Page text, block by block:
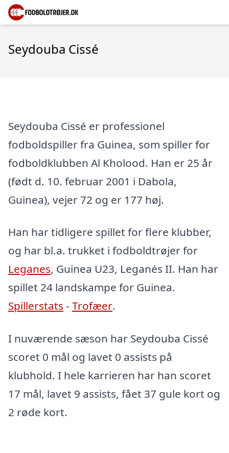
Seydouba Cissé
Seydouba Cissé er professionel
fodboldspiller fra Guinea, som spiller for
fodboldklubben Al Kholood. Han er 25 år
(født d. 10. februar 2001 i Dabola,
Guinea), vejer 72 og er 177 høj.
Han har tidligere spillet for flere klubber,
og har bl.a. trukket i fodboldtrøjer for
Leganes, Guinea U23, Leganés II. Han har
spillet 24 landskampe for Guinea.
Spillerstats - Trofæer.
I nuværende sæson har Seydouba Cissé
scoret 0 mål og lavet 0 assists på
klubhold. I hele karrieren har han scoret
17 mål, lavet 9 assists, fået 37 gule kort og
2 røde kort.